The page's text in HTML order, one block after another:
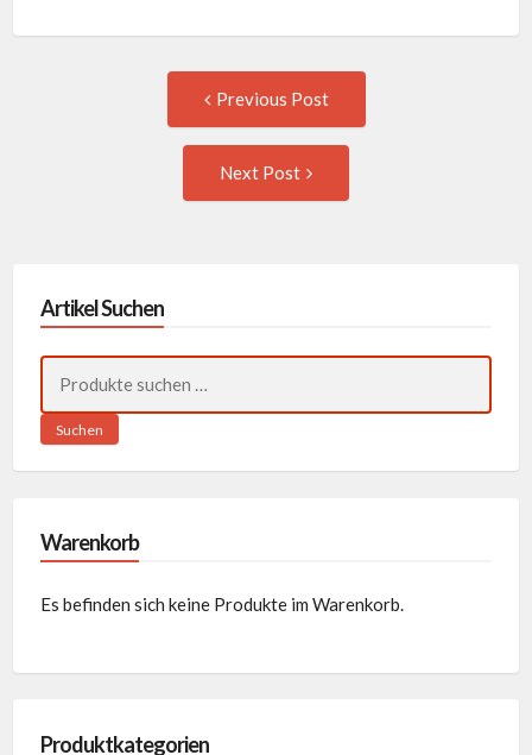
navigation
Previous Post
Next Post
Artikel Suchen
nach:
Suchen
Warenkorb
Es befinden sich keine Produkte im Warenkorb.
Produktkategorien